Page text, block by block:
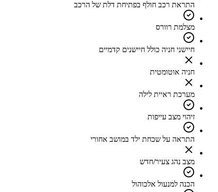
התראת רכב חולף בפתיחת דלת של הרכב
מצלמת רוורס
חיישני חניה כולל חיישנים קדמיים
חניה אוטומטית
מערכת ראיית לילה
זיהוי מצב עייפות
התראה על שכחת ילד במושב אחורי
מצב נהג צעיר/חדש
הכנה למנעול אלכוהול